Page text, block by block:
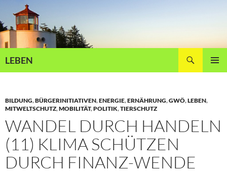
Inhalt
springen
LEBEN
BILDUNG,BÜRGERINITIATIVEN,ENERGIE,ERNÄHRUNG,GWÖ,LEBEN,
MITWELTSCHUTZ,MOBILITÄT,POLITIK,TIERSCHUTZ
WANDEL DURCH HANDELN
(11) KLIMA SCHÜTZEN
DURCH FINANZ-WENDE